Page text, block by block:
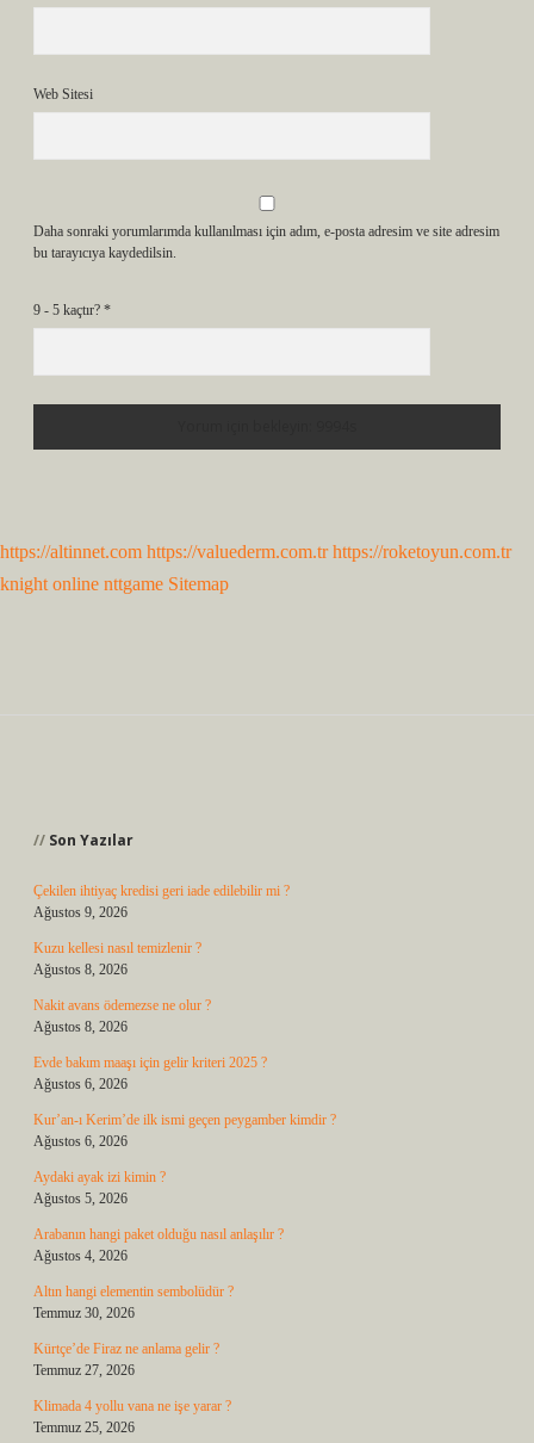
Web Sitesi
Daha sonraki yorumlarımda kullanılması için adım, e-posta adresim ve site adresim
bu tarayıcıya kaydedilsin.
9 - 5 kaçtır? *
https://altinnet.com https://valuederm.com.tr https://roketoyun.com.tr
knight online nttgame Sitemap
Son Yazılar
Çekilen ihtiyaç kredisi geri iade edilebilir mi ?
Ağustos 9, 2026
Kuzu kellesi nasıl temizlenir ?
Ağustos 8, 2026
Nakit avans ödemezse ne olur ?
Ağustos 8, 2026
Evde bakım maaşı için gelir kriteri 2025 ?
Ağustos 6, 2026
Kur’an-ı Kerim’de ilk ismi geçen peygamber kimdir ?
Ağustos 6, 2026
Aydaki ayak izi kimin ?
Ağustos 5, 2026
Arabanın hangi paket olduğu nasıl anlaşılır ?
Ağustos 4, 2026
Altın hangi elementin sembolüdür ?
Temmuz 30, 2026
Kürtçe’de Firaz ne anlama gelir ?
Temmuz 27, 2026
Klimada 4 yollu vana ne işe yarar ?
Temmuz 25, 2026